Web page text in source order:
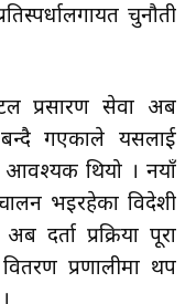
चुनौती
प्रसारण सेवा अब
बन्दै गएकाले यसलाई
आवश्यक थियो । नयाँ
भइरहेका विदेशी
दर्ता प्रक्रिया पूरा
प्रणालीमा थप